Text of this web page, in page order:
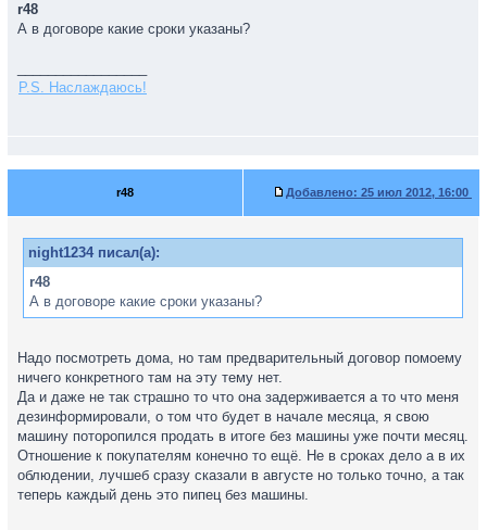
r48
А в договоре какие сроки указаны?
P.S. Наслаждаюсь!
r48 Добавлено: 25 июл 2012, 16:00
night1234 писал(а):
r48
А в договоре какие сроки указаны?
Надо посмотреть дома, но там предварительный договор помоему
ничего конкретного там на эту тему нет.
Да и даже не так страшно то что она задерживается а то что меня
дезинформировали, о том что будет в начале месяца, я свою
машину поторопился продать в итоге без машины уже почти месяц.
Отношение к покупателям конечно то ещё. Не в сроках дело а в их
облюдении, лучшеб сразу сказали в августе но только точно, а так
теперь каждый день это пипец без машины.